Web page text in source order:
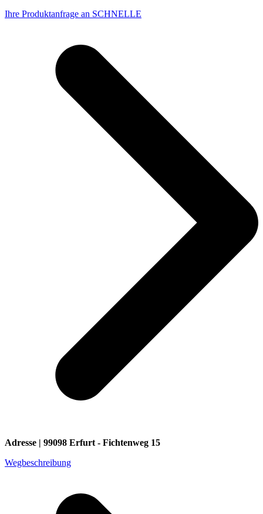
Ihre Produktanfrage an SCHNELLE
Adresse | 99098 Erfurt - Fichtenweg 15
Wegbeschreibung